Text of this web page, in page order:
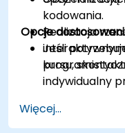
kodowania.
Realizacja
Opcje
Jeśli
kursu,
indywidualny
Więcej...